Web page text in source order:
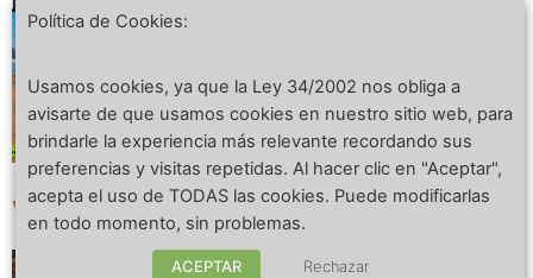
🔋 Las Bicicletas Eléctricas Más Modernas y
Vanguardistas en Diseño
Política de Cookies:
Usamos cookies, ya que la Ley 34/2002 nos obliga a
avisarte de que usamos cookies en nuestro sitio web, para
brindarle la experiencia más relevante recordando sus
preferencias y visitas repetidas. Al hacer clic en "Aceptar",
acepta el uso de TODAS las cookies. Puede modificarlas
en todo momento, sin problemas.
ACEPTAR Rechazar